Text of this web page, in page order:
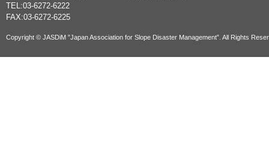
TEL:03-6272-6222
FAX:03-6272-6225
Copyright © JASDiM ”Japan Association for Slope Disaster Management”. All Rights